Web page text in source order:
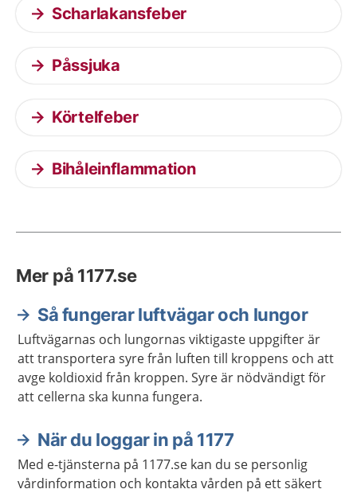
Scharlakansfeber
Påssjuka
Körtelfeber
Bihåleinflammation
Mer på 1177.se
Så fungerar luftvägar och lungor
Luftvägarnas och lungornas viktigaste uppgifter är
att transportera syre från luften till kroppens och att
avge koldioxid från kroppen. Syre är nödvändigt för
att cellerna ska kunna fungera.
När du loggar in på 1177
Med e-tjänsterna på 1177.se kan du se personlig
vårdinformation och kontakta vården på ett säkert